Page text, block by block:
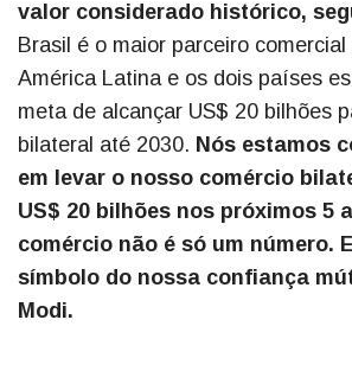
valor considerado histórico,
Brasil é o maior parceiro
América Latina e os dois países
meta de alcançar US$ 20 bilhões
bilateral até 2030. Nós estamos
em levar o nosso comércio
US$ 20 bilhões nos próximos 5
comércio não é só um número.
símbolo do nossa confiança
Modi.